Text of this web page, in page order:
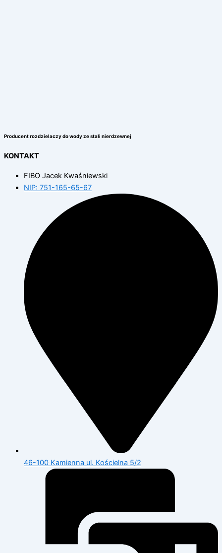
Producent rozdzielaczy do wody ze stali nierdzewnej
KONTAKT
FIBO Jacek Kwaśniewski
NIP: 751-165-65-67
46-100 Kamienna ul. Kościelna 5/2